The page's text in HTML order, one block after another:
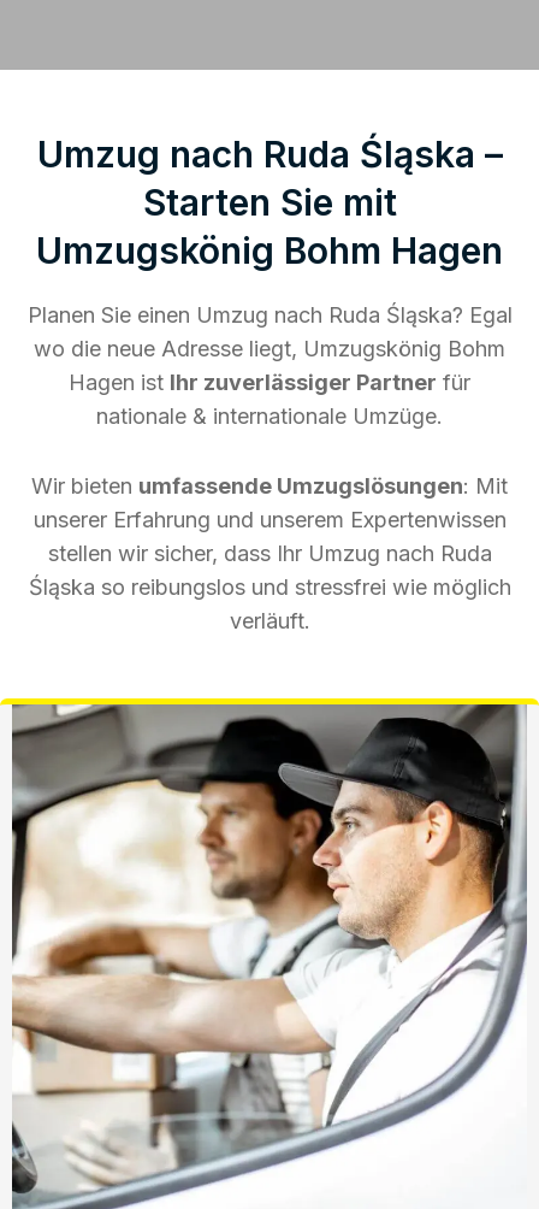
Umzug nach Ruda Śląska –
Starten Sie mit
Umzugskönig Bohm Hagen
Planen Sie einen Umzug nach Ruda Śląska? Egal
wo die neue Adresse liegt, Umzugskönig Bohm
Hagen ist Ihr zuverlässiger Partner für
nationale & internationale Umzüge.
Wir bieten umfassende Umzugslösungen: Mit
unserer Erfahrung und unserem Expertenwissen
stellen wir sicher, dass Ihr Umzug nach Ruda
Śląska so reibungslos und stressfrei wie möglich
verläuft.